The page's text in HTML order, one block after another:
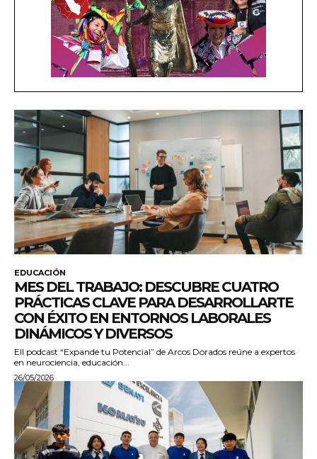
EDUCACIÓN
MES DEL TRABAJO: DESCUBRE CUATRO
PRÁCTICAS CLAVE PARA DESARROLLARTE
CON ÉXITO EN ENTORNOS LABORALES
DINÁMICOS Y DIVERSOS
Ell podcast “Expande tu Potencial” de Arcos Dorados reúne a expertos
en neurociencia, educación...
26/05/2026